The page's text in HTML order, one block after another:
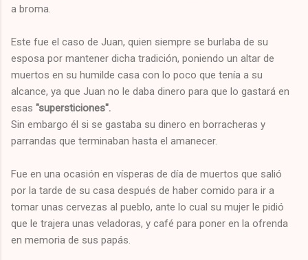
a broma.
Este fue el caso de Juan, quien siempre se burlaba de su
esposa por mantener dicha tradición, poniendo un altar de
muertos en su humilde casa con lo poco que tenía a su
alcance, ya que Juan no le daba dinero para que lo gastará en
esas "supersticiones".
Sin embargo él si se gastaba su dinero en borracheras y
parrandas que terminaban hasta el amanecer.
Fue en una ocasión en vísperas de día de muertos que salió
por la tarde de su casa después de haber comido para ir a
tomar unas cervezas al pueblo, ante lo cual su mujer le pidió
que le trajera unas veladoras, y café para poner en la ofrenda
en memoria de sus papás.